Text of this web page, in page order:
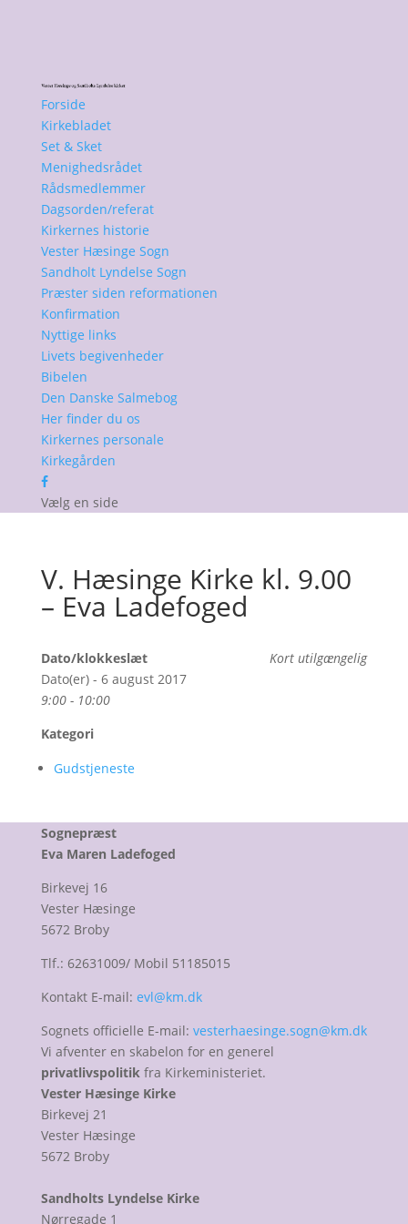
Forside
Kirkebladet
Set & Sket
Menighedsrådet
Rådsmedlemmer
Dagsorden/referat
Kirkernes historie
Vester Hæsinge Sogn
Sandholt Lyndelse Sogn
Præster siden reformationen
Konfirmation
Nyttige links
Livets begivenheder
Bibelen
Den Danske Salmebog
Her finder du os
Kirkernes personale
Kirkegården
Vælg en side
V. Hæsinge Kirke kl. 9.00
– Eva Ladefoged
Kort utilgængelig
Dato/klokkeslæt
Dato(er) - 6 august 2017
9:00 - 10:00
Kategori
Gudstjeneste
Sognepræst
Eva Maren Ladefoged
Birkevej 16
Vester Hæsinge
5672 Broby
Tlf.: 62631009/ Mobil 51185015
Kontakt E-mail: evl@km.dk
Sognets officielle E-mail: vesterhaesinge.sogn@km.dk
Vi afventer en skabelon for en generel
privatlivspolitikfra Kirkeministeriet.
Vester Hæsinge Kirke
Birkevej 21
Vester Hæsinge
5672 Broby
Sandholts Lyndelse Kirke
Nørregade 1